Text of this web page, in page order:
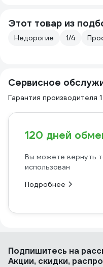
Этот товар из
Недорогие 1/4
Сервисное
Гарантия производителя
120 дней
Вы можете вернуть
использован
Подробнее
Подпишитесь на
Акции, скидки,